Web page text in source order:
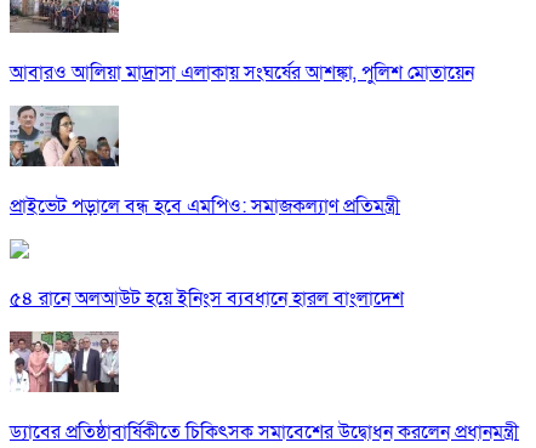
আবারও আলিয়া মাদ্রাসা এলাকায় সংঘর্ষের আশঙ্কা, পুলিশ মোতায়েন
প্রাইভেট পড়ালে বন্ধ হবে এমপিও: সমাজকল্যাণ প্রতিমন্ত্রী
৫৪ রানে অলআউট হয়ে ইনিংস ব্যবধানে হারল বাংলাদেশ
ড্যাবের প্রতিষ্ঠাবার্ষিকীতে চিকিৎসক সমাবেশের উদ্বোধন করলেন প্রধানমন্ত্রী